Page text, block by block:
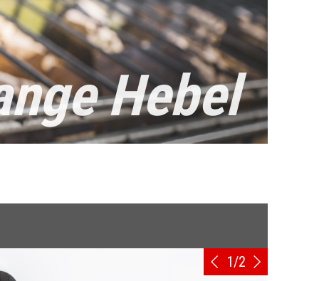
POLITIK ZUR VERANTWORTUNGSVOLLEN
BESCHAFFUNG VON MINERALIEN
BESCHWERDEFORMULAR
MALBÜCHER
UMWELTVERTRÄGLICHKEITSERKLÄRUNG
ENGLISH
ESPAÑOL
FRANÇAIS
POLSKI
Hebel
1/2